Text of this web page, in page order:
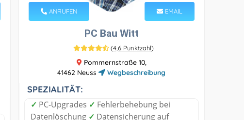
ANRUFEN EMAIL
PC Bau Witt
(4,6 Punktzahl)
Pommernstraße 10,
41462 Neuss
Wegbeschreibung
SPEZIALITÄT:
✓ PC-Upgrades ✓ Fehlerbehebung bei
Datenlöschung ✓ Datensicherung auf